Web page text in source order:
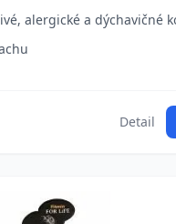
alergické a dýchavičné
Detail